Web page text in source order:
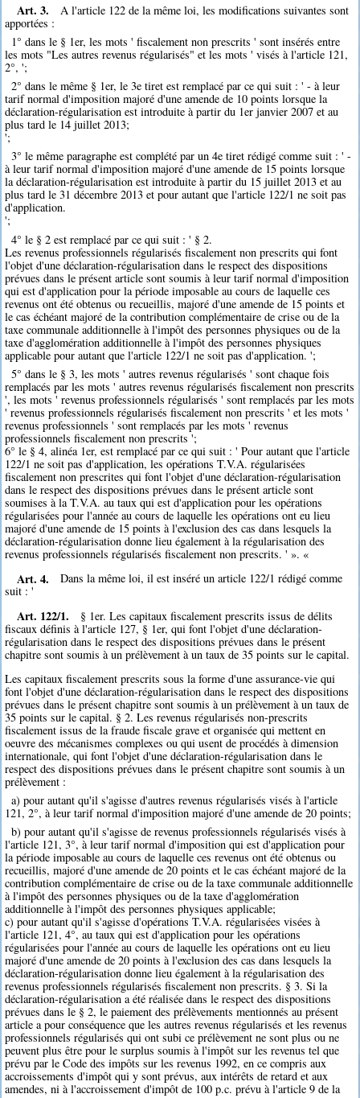
Art. 3.
A l'article 122 de la même loi, les modifications suivantes sont
apportées :
1° dans le § 1er, les mots ' fiscalement non prescrits ' sont insérés entre
les mots "Les autres revenus régularisés" et les mots ' visés à l'article 121,
2°, ';
2° dans le même § 1er, le 3e tiret est remplacé par ce qui suit : ' - à leur
tarif normal d'imposition majoré d'une amende de 10 points lorsque la
déclaration-régularisation est introduite à partir du 1er janvier 2007 et au
plus tard le 14 juillet 2013;
';
3° le même paragraphe est complété par un 4e tiret rédigé comme suit : ' -
à leur tarif normal d'imposition majoré d'une amende de 15 points lorsque
la déclaration-régularisation est introduite à partir du 15 juillet 2013 et au
plus tard le 31 décembre 2013 et pour autant que l'article 122/1 ne soit pas
d'application.
';
4° le § 2 est remplacé par ce qui suit : ' § 2.
Les revenus professionnels régularisés fiscalement non prescrits qui font
l'objet d'une déclaration-régularisation dans le respect des dispositions
prévues dans le présent article sont soumis à leur tarif normal d'imposition
qui est d'application pour la période imposable au cours de laquelle ces
revenus ont été obtenus ou recueillis, majoré d'une amende de 15 points et
le cas échéant majoré de la contribution complémentaire de crise ou de la
taxe communale additionnelle à l'impôt des personnes physiques ou de la
taxe d'agglomération additionnelle à l'impôt des personnes physiques
applicable pour autant que l'article 122/1 ne soit pas d'application. ';
5° dans le § 3, les mots ' autres revenus régularisés ' sont chaque fois
remplacés par les mots ' autres revenus régularisés fiscalement non prescrits
', les mots ' revenus professionnels régularisés ' sont remplacés par les mots
' revenus professionnels régularisés fiscalement non prescrits ' et les mots '
revenus professionnels ' sont remplacés par les mots ' revenus
professionnels fiscalement non prescrits ';
6° le § 4, alinéa 1er, est remplacé par ce qui suit : ' Pour autant que l'article
122/1 ne soit pas d'application, les opérations T.V.A. régularisées
fiscalement non prescrites qui font l'objet d'une déclaration-régularisation
dans le respect des dispositions prévues dans le présent article sont
soumises à la T.V.A. au taux qui est d'application pour les opérations
régularisées pour l'année au cours de laquelle les opérations ont eu lieu
majoré d'une amende de 15 points à l'exclusion des cas dans lesquels la
déclaration-régularisation donne lieu également à la régularisation des
revenus professionnels régularisés fiscalement non prescrits. ' ». «
Art. 4.
Dans la même loi, il est inséré un article 122/1 rédigé comme
suit : '
Art. 122/1.
§ 1er. Les capitaux fiscalement prescrits issus de délits
fiscaux définis à l'article 127, § 1er, qui font l'objet d'une déclaration-
régularisation dans le respect des dispositions prévues dans le présent
chapitre sont soumis à un prélèvement à un taux de 35 points sur le capital.
Les capitaux fiscalement prescrits sous la forme d'une assurance-vie qui
font l'objet d'une déclaration-régularisation dans le respect des dispositions
prévues dans le présent chapitre sont soumis à un prélèvement à un taux de
35 points sur le capital. § 2. Les revenus régularisés non-prescrits
fiscalement issus de la fraude fiscale grave et organisée qui mettent en
oeuvre des mécanismes complexes ou qui usent de procédés à dimension
internationale, qui font l'objet d'une déclaration-régularisation dans le
respect des dispositions prévues dans le présent chapitre sont soumis à un
prélèvement :
a) pour autant qu'il s'agisse d'autres revenus régularisés visés à l'article
121, 2°, à leur tarif normal d'imposition majoré d'une amende de 20 points;
b) pour autant qu'il s'agisse de revenus professionnels régularisés visés à
l'article 121, 3°, à leur tarif normal d'imposition qui est d'application pour
la période imposable au cours de laquelle ces revenus ont été obtenus ou
recueillis, majoré d'une amende de 20 points et le cas échéant majoré de la
contribution complémentaire de crise ou de la taxe communale additionnelle
à l'impôt des personnes physiques ou de la taxe d'agglomération
additionnelle à l'impôt des personnes physiques applicable;
c) pour autant qu'il s'agisse d'opérations T.V.A. régularisées visées à
l'article 121, 4°, au taux qui est d'application pour les opérations
régularisées pour l'année au cours de laquelle les opérations ont eu lieu
majoré d'une amende de 20 points à l'exclusion des cas dans lesquels la
déclaration-régularisation donne lieu également à la régularisation des
revenus professionnels régularisés fiscalement non prescrits. § 3. Si la
déclaration-régularisation a été réalisée dans le respect des dispositions
prévues dans le § 2, le paiement des prélèvements mentionnés au présent
article a pour conséquence que les autres revenus régularisés et les revenus
professionnels régularisés qui ont subi ce prélèvement ne sont plus ou ne
peuvent plus être pour le surplus soumis à l'impôt sur les revenus tel que
prévu par le Code des impôts sur les revenus 1992, en ce compris aux
accroissements d'impôt qui y sont prévus, aux intérêts de retard et aux
amendes, ni à l'accroissement d'impôt de 100 p.c. prévu à l'article 9 de la